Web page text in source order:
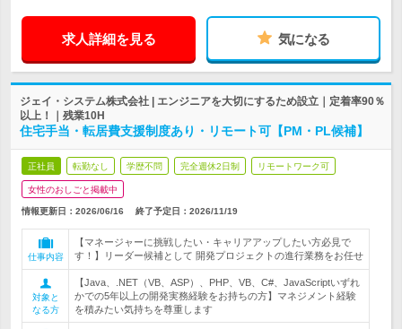
求人詳細を見る 気になる
ジェイ・システム株式会社 | エンジニアを大切にするため設立｜定着率90％
以上！｜残業10H
住宅手当・転居費支援制度あり・リモート可【PM・PL候補】
正社員 転勤なし 学歴不問 完全週休2日制 リモートワーク可
女性のおしごと掲載中
情報更新日：2026/06/16 終了予定日： 2026/11/19
仕事内容
【マネージャーに挑戦したい・キャリアアップしたい方必見で
す！】リーダー候補として 開発プロジェクトの進行業務をお任せ
対象と
なる方
【Java、.NET（VB、ASP）、PHP、VB、C#、JavaScriptいずれ
かでの5年以上の開発実務経験をお持ちの方】マネジメント経験
を積みたい気持ちを尊重します